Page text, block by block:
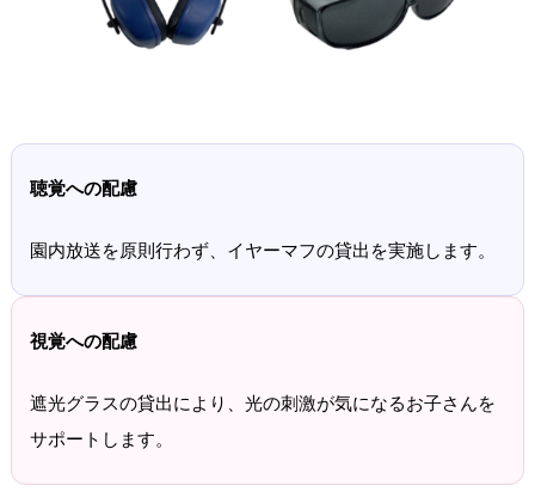
聴覚への配慮
園内放送を原則行わず、イヤーマフの貸出を実施します。
視覚への配慮
遮光グラスの貸出により、光の刺激が気になるお子さんを
サポートします。